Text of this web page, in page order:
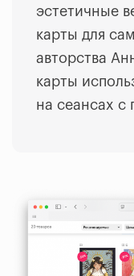
эстетичные
карты для
авторства
карты
на сеансах с